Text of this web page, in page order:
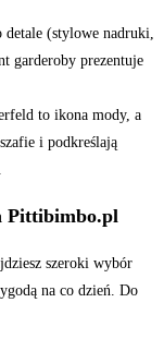
detale (stylowe nadruki,
garderoby prezentuje
to ikona mody, a
i podkreślają
Pittibimbo.pl
szeroki wybór
na co dzień. Do